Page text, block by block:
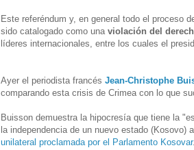
Este referéndum y, en general todo el proceso
sido catalogado como una violación del
líderes internacionales, entre los cuales el
Ayer el periodista francés Jean-Christophe
comparando esta crisis de Crimea con lo que
Buisson demuestra la hipocresía que tiene la
la independencia de un nuevo estado (Kosovo)
unilateral proclamada por el Parlamento Kosovar